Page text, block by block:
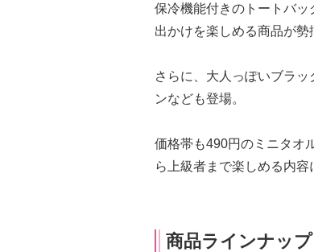
保冷機能付きのトートバッ
出かけを楽しめる商品が勢
さらに、大人っぽいブラ
ンなども登場。
価格帯も490円のミニタオ
ら上級者まで楽しめる内容
商品ラインナップ